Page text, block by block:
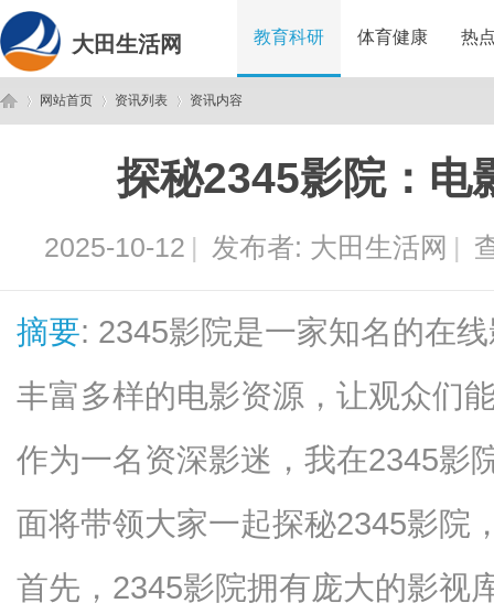
大田生活网 教育科研 体育健康 热
网站首页 资讯列表
›
资讯内容
探秘2345影院：电
2025-10-12 | 发布者: 大田生活网 |
摘要: 2345影院是一家知名的在
丰富多样的电影资源，让观众们
作为一名资深影迷，我在2345影
面将带领大家一起探秘2345影院
首先，2345影院拥有庞大的影视